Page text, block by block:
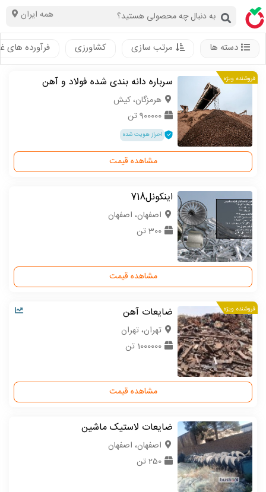
همه ایران
دسته ها مرتب سازی کشاورزی فرآورده های
فروشنده ویژه سرباره دانه بندی شده فولاد و آهن
هرمزگان، کیش
900000 تن
احراز هویت شده
مشاهده قیمت
اینکونل718
اصفهان، اصفهان
300 تن
مشاهده قیمت
فروشنده ویژه ضایعات آهن
تهران، تهران
1000000 تن
مشاهده قیمت
ضایعات لاستیک ماشین
اصفهان، اصفهان
250 تن